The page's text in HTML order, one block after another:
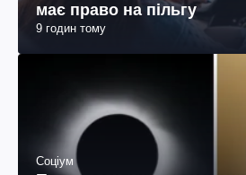
має право на пільгу
9 годин тому
Соціум